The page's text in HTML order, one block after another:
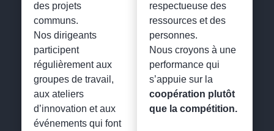
des projets
communs.
Nos dirigeants
participent
régulièrement aux
groupes de travail,
aux ateliers
d’innovation et aux
événements qui font
respectueuse des
ressources et des
personnes.
Nous croyons à une
performance qui
s’appuie sur la
coopération plutôt
que la compétition.